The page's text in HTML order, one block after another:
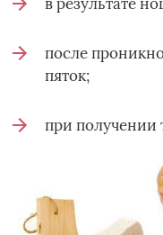
после
пяток;
при получении